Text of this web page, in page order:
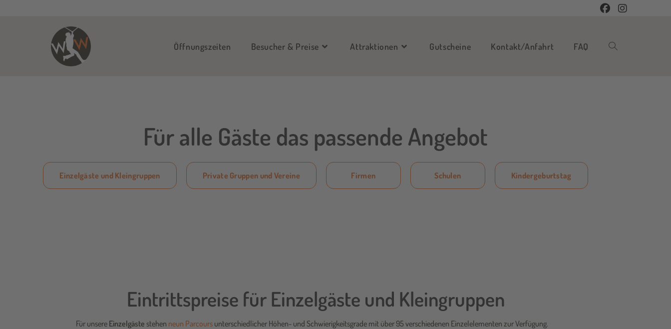
Öffnungszeiten Besucher & Preise Attraktionen Gutscheine Kontakt/Anfahrt FAQ
Für alle Gäste das passende Angebot
Einzelgäste und Kleingruppen Private Gruppen und Vereine Firmen Schulen Kindergeburtstag
Eintrittspreise für Einzelgäste und Kleingruppen
Für unsere Einzelgäste stehen neun Parcours unterschiedlicher Höhen- und Schwierigkeitsgrade mit über 95 verschiedenen Einzelelementen zur Verfügung.